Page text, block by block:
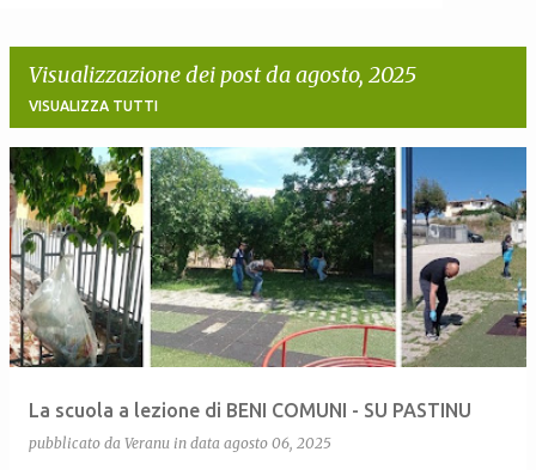
Visualizzazione dei post da agosto, 2025
VISUALIZZA TUTTI
P
o
s
t
La scuola a lezione di BENI COMUNI - SU PASTINU
pubblicato da Veranu in data agosto 06, 2025